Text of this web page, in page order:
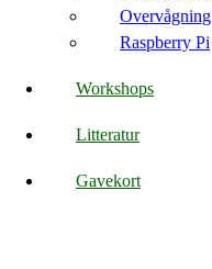
Overvågning
Raspberry Pi
Workshops
Litteratur
Gavekort